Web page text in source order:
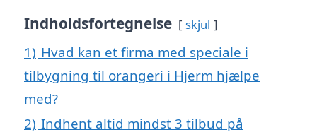
Indholdsfortegnelse skjul
1) Hvad kan et firma med speciale i
tilbygning til orangeri i Hjerm hjælpe
med?
2) Indhent altid mindst 3 tilbud på